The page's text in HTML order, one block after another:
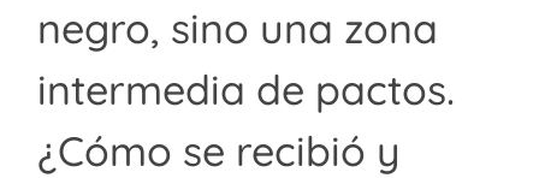
negro, sino una zona
intermedia de pactos.
¿Cómo se recibió y